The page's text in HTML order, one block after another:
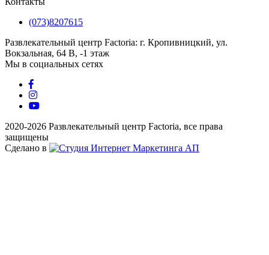
(073)8207615
Развлекательный центр Factoria: г. Кропивницкий, ул.
Вокзальная, 64 В, -1 этаж
Мы в социальных сетях
2020-2026 Развлекательный центр Factoria, все права
защищены
Сделано в